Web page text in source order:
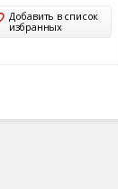
Добавить в список
избранных